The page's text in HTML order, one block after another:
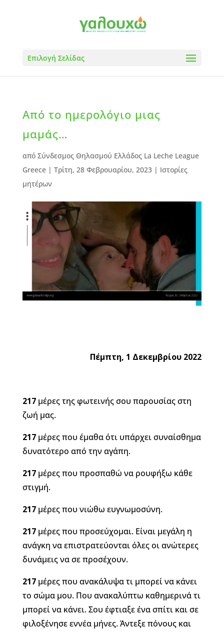
Επιλογή Σελίδας
Από το ημερολόγιο μιας
μαμάς…
από Σύνδεσμος Θηλασμού Ελλάδος La Leche League
Greece| Τρίτη, 28 Φεβρουαρίου, 2023| Ιστορίες
μητέρων
Πέμπτη, 1 Δεκεμβρίου 2022
217μέρες της φωτεινής σου παρουσίας στη
ζωή μας.
217μέρες που έμαθα ότι υπάρχει συναίσθημα
δυνατότερο από την αγάπη.
217μέρες που προσπαθώ να ρουφήξω κάθε
στιγμή.
217μέρες που νιώθω ευγνωμοσύνη.
217μέρες που προσεύχομαι. Είναι μεγάλη η
ανάγκη να επιστρατεύονται όλες οι ανώτερες
δυνάμεις να σε προσέχουν.
217μέρες που ανακάλυψα τι μπορεί να κάνει
το σώμα μου. Που ανακαλύπτω καθημερινά τι
μπορεί να κάνει. Σου έφτιαξε ένα σπίτι και σε
φιλοξένησε εννέα μήνες. Άντεξε πόνους και